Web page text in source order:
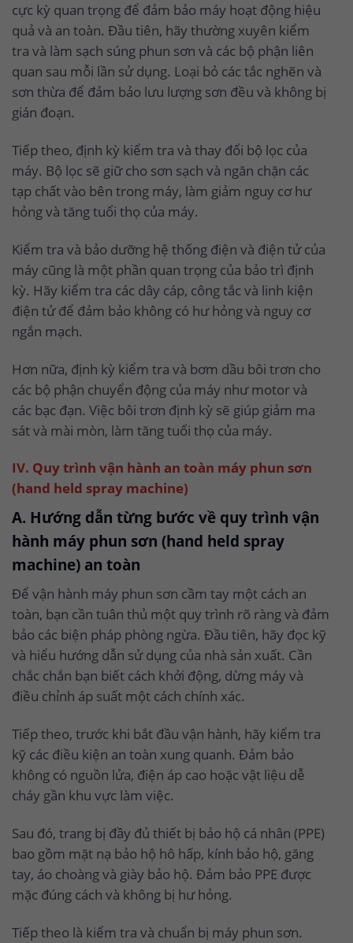
cực kỳ quan trọng để đảm bảo máy hoạt động hiệu
quả và an toàn. Đầu tiên, hãy thường xuyên kiểm
tra và làm sạch súng phun sơn và các bộ phận liên
quan sau mỗi lần sử dụng. Loại bỏ các tắc nghẽn và
sơn thừa để đảm bảo lưu lượng sơn đều và không bị
gián đoạn.
Tiếp theo, định kỳ kiểm tra và thay đổi bộ lọc của
máy. Bộ lọc sẽ giữ cho sơn sạch và ngăn chặn các
tạp chất vào bên trong máy, làm giảm nguy cơ hư
hỏng và tăng tuổi thọ của máy.
Kiểm tra và bảo dưỡng hệ thống điện và điện tử của
máy cũng là một phần quan trọng của bảo trì định
kỳ. Hãy kiểm tra các dây cáp, công tắc và linh kiện
điện tử để đảm bảo không có hư hỏng và nguy cơ
ngắn mạch.
Hơn nữa, định kỳ kiểm tra và bơm dầu bôi trơn cho
các bộ phận chuyển động của máy như motor và
các bạc đạn. Việc bôi trơn định kỳ sẽ giúp giảm ma
sát và mài mòn, làm tăng tuổi thọ của máy.
IV. Quy trình vận hành an toàn máy phun sơn
(hand held spray machine)
A. Hướng dẫn từng bước về quy trình vận
hành máy phun sơn (hand held spray
machine) an toàn
Để vận hành máy phun sơn cầm tay một cách an
toàn, bạn cần tuân thủ một quy trình rõ ràng và đảm
bảo các biện pháp phòng ngừa. Đầu tiên, hãy đọc kỹ
và hiểu hướng dẫn sử dụng của nhà sản xuất. Cần
chắc chắn bạn biết cách khởi động, dừng máy và
điều chỉnh áp suất một cách chính xác.
Tiếp theo, trước khi bắt đầu vận hành, hãy kiểm tra
kỹ các điều kiện an toàn xung quanh. Đảm bảo
không có nguồn lửa, điện áp cao hoặc vật liệu dễ
cháy gần khu vực làm việc.
Sau đó, trang bị đầy đủ thiết bị bảo hộ cá nhân (PPE)
bao gồm mặt nạ bảo hộ hô hấp, kính bảo hộ, găng
tay, áo choàng và giày bảo hộ. Đảm bảo PPE được
mặc đúng cách và không bị hư hỏng.
Tiếp theo là kiểm tra và chuẩn bị máy phun sơn.